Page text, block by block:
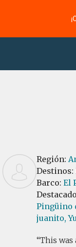
Región:
Destinos:
Barco: El
Pingüino
juanito,
This was